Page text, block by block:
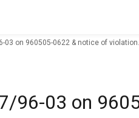
03 on 960505-0622 & notice of
96-03 on